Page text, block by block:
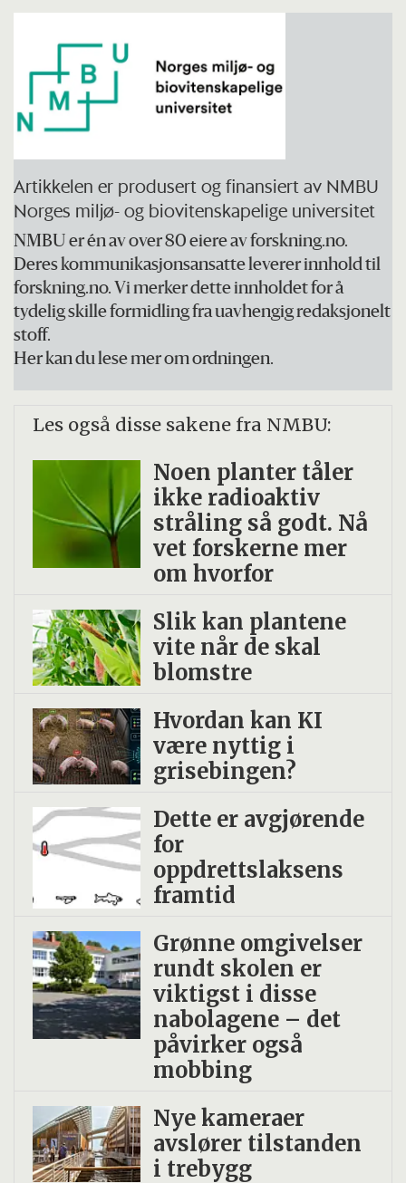
Artikkelen er produsert og finansiert av NMBU
Norges miljø- og biovitenskapelige universitet
NMBU er én av over 80 eiere av forskning.no.
Deres kommunikasjonsansatte leverer innhold til
forskning.no. Vi merker dette innholdet for å
tydelig skille formidling fra uavhengig redaksjonelt
stoff.
Her kan du lese mer om ordningen.
Les også disse sakene fra NMBU:
Noen planter tåler
ikke radio­aktiv
stråling så godt. Nå
vet forskerne mer
om hvorfor
Slik kan plantene
vite når de skal
blomstre
Hvordan kan KI
være nyttig i
grisebingen?
Dette er avgjørende
for
oppdrettslaksens
framtid
Grønne omgivelser
rundt skolen er
viktigst i disse
nabolagene – det
påvirker også
mobbing
Nye kameraer
avslører tilstanden
i trebygg